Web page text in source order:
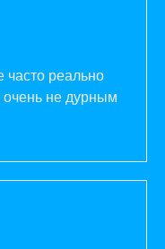
часто реально
не дурным